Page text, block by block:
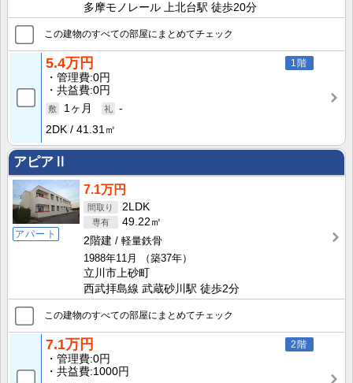
多摩モノレール 上北台駅 徒歩20分
この建物のすべての部屋にまとめてチェック
1階
5.4万円
管理費 0円
共益費 0円
1ヶ月
-
2DK
41.31㎡
アピアⅡ
アパート
7.1万円
2LDK
49.22㎡
2階建
軽量鉄骨
1988年11月
（築37年）
立川市上砂町
西武拝島線 武蔵砂川駅 徒歩2分
この建物のすべての部屋にまとめてチェック
2階
7.1万円
管理費 0円
共益費 1000円